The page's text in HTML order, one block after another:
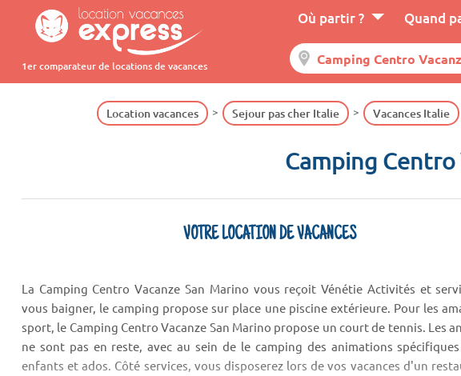
1er comparateur de locations de vacances
Où partir ? Quand
Location vacances Sejour pas cher Italie Vacances Italie
Camping
VOTRE LOCATION DE VACANCES
La Camping Centro Vacanze San Marino vous reçoit Vénétie Activités et
vous baigner, le camping propose sur place une piscine extérieure. Pour les
sport, le Camping Centro Vacanze San Marino propose un court de tennis. Les
ne sont pas en reste, avec au sein de le camping des animations
enfants et ados. Côté services, vous disposerez lors de vos vacances d'un